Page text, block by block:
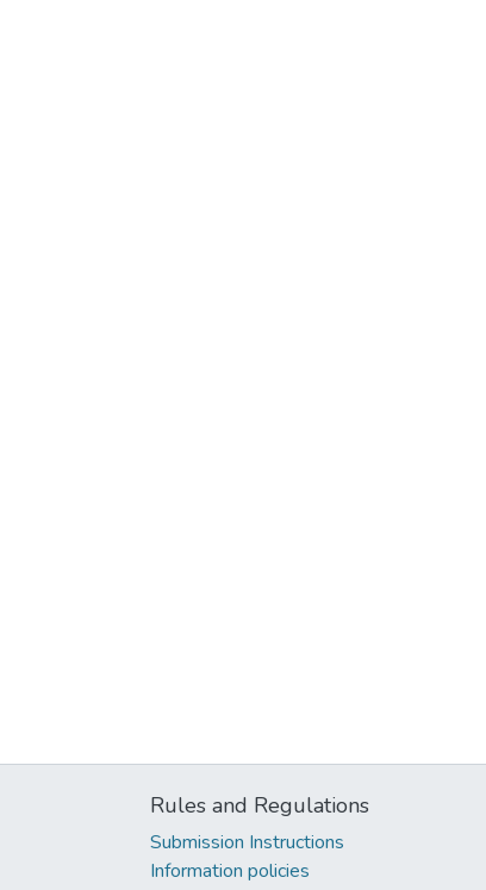
Rules and Regulations
Submission Instructions
Information policies